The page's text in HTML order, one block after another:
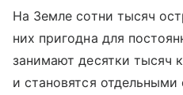
На Земле сотни тысяч
них пригодна для
занимают десятки тысяч
и становятся